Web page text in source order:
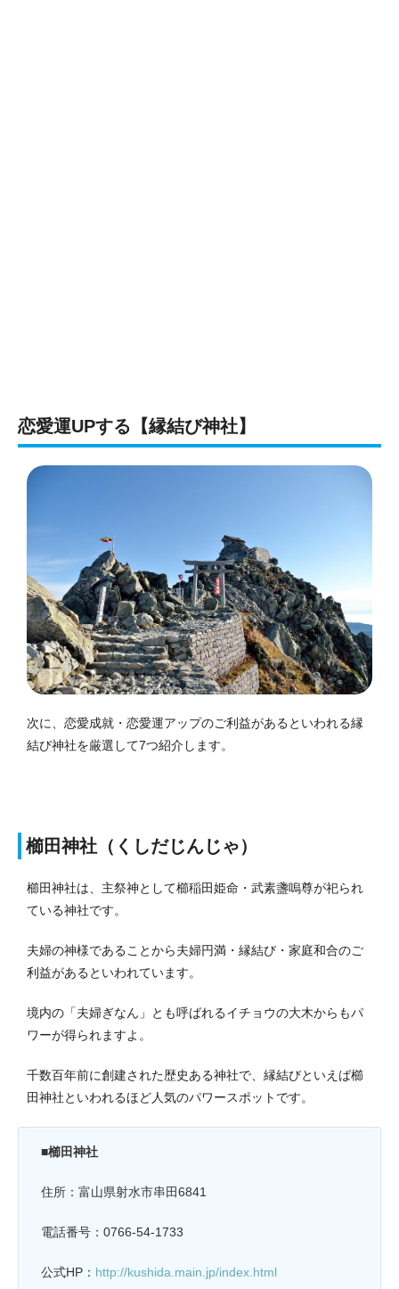
恋愛運UPする【縁結び神社】
次に、恋愛成就・恋愛運アップのご利益があるといわれる縁
結び神社を厳選して7つ紹介します。
櫛田神社（くしだじんじゃ）
櫛田神社は、主祭神として櫛稲田姫命・武素盞嗚尊が祀られ
ている神社です。
夫婦の神様であることから夫婦円満・縁結び・家庭和合のご
利益があるといわれています。
境内の「夫婦ぎなん」とも呼ばれるイチョウの大木からもパ
ワーが得られますよ。
千数百年前に創建された歴史ある神社で、縁結びといえば櫛
田神社といわれるほど人気のパワースポットです。
■櫛田神社
住所：富山県射水市串田6841
電話番号：0766-54-1733
公式HP： http://kushida.main.jp/index.html